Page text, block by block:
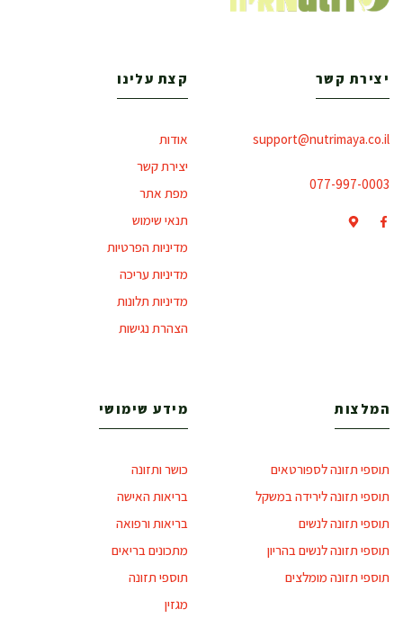
יצירת קשר
support@nutrimaya.co.il
077-997-0003
קצת עלינו
אודות
יצירת קשר
מפת אתר
תנאי שימוש
מדיניות הפרטיות
מדיניות עריכה
מדיניות תלונות
הצהרת נגישות
המלצות
תוספי תזונה לספורטאים
תוספי תזונה לירידה במשקל
תוספי תזונה לנשים
תוספי תזונה לנשים בהריון
תוספי תזונה מומלצים
מידע שימושי
כושר ותזונה
בריאות האישה
בריאות ורפואה
מתכונים בריאים
תוספי תזונה
מגזין